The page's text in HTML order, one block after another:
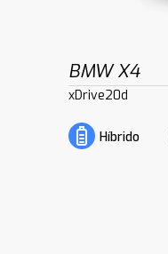
BMW X4
xDrive20d
Híbrido